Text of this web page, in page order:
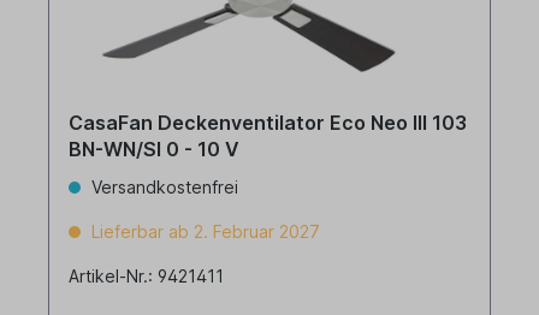
CasaFan Deckenventilator Eco Neo III 103
BN-WN/SI 0 - 10 V
Versandkostenfrei
Lieferbar ab 2. Februar 2027
Artikel-Nr.: 9421411